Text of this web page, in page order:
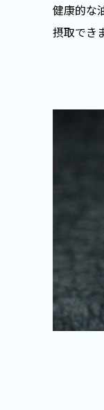
健康的な
摂取でき